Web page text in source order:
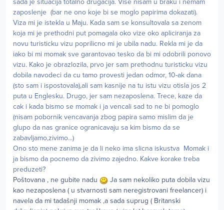
sada je situacija totalno drugacija. Vise nisam u braku i nemam
zaposlenje (bar ne ono koje bi se moglo papirima dokazati).
Viza mi je istekla u Maju. Kada sam se konsultovala sa zenom
koja mi je prethodni put pomagala oko vize oko apliciranja za
novu turisticku vizu poprilicno mi je ubila nadu. Rekla mi je da
iako bi mi momak sve garantovao tesko da bi mi odobrili ponovo
vizu. Kako je obrazlozila, prvo jer sam prethodnu turisticku vizu
dobila navodeci da cu tamo provesti jedan odmor, 10-ak dana
(sto sam i ispostovala),ali sam kasnije na tu istu vizu otisla jos 2
puta u Englesku. Drugo, jer sam nezaposlena. Trece, kaze da
cak i kada bismo se momak i ja vencali sad to ne bi pomoglo
(nisam pobornik vencavanja zbog papira samo mislim da je
glupo da nas granice ogranicavaju sa kim bismo da se
zabavljamo,zivimo...)
Ono sto mene zanima je da li neko ima slicna iskustva Momak i
ja bismo da pocnemo da zivimo zajedno. Kakve korake treba
preduzeti?
Poštovana , ne gubite nadu
Ja sam nekoliko puta dobila vizu
kao nezaposlena ( u stvarnosti sam neregistrovani freelancer) i
navela da mi tadašnji momak ,a sada suprug ( Britanski